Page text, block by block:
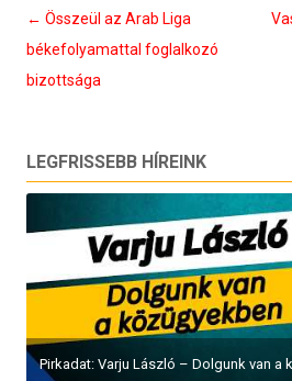
Bejegyzés
navigáció
← Összeül az Arab Liga
békefolyamattal foglalkozó
bizottsága
LEGFRISSEBB HÍREINK
Pirkadat: Varju László – Dolgunk van a